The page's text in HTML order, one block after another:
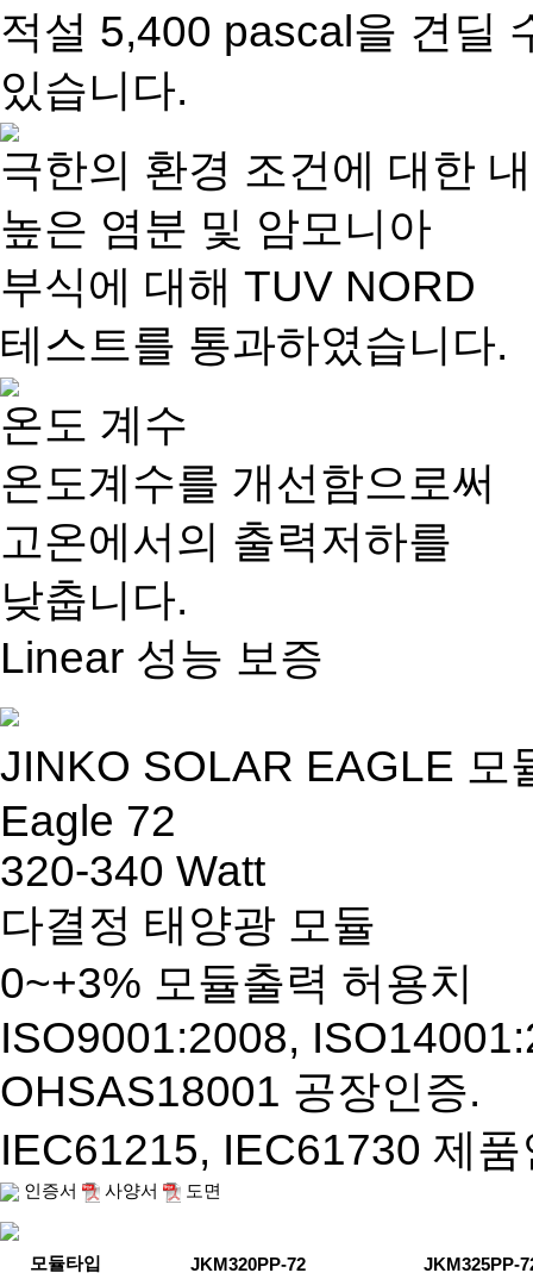
적설 5,400 pascal을 견딜
있습니다.
극한의 환경 조건에 대한
높은 염분 및 암모니아
부식에 대해 TUV NORD
테스트를 통과하였습니다.
온도 계수
온도계수를 개선함으로써
고온에서의 출력저하를
낮춥니다.
Linear 성능 보증
JINKO SOLAR EAGLE 모
Eagle 72
320-340 Watt
다결정 태양광 모듈
0~+3% 모듈출력 허용치
ISO9001:2008,
OHSAS18001 공장인증.
IEC61215, IEC61730 제품
인증서 사양서 도면
모듈타입 JKM320PP-72 JKM325PP-